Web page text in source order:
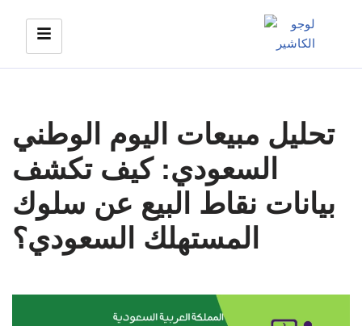
تحليل مبيعات اليوم الوطني
السعودي: كيف تكشف
بيانات نقاط البيع عن سلوك
المستهلك السعودي؟